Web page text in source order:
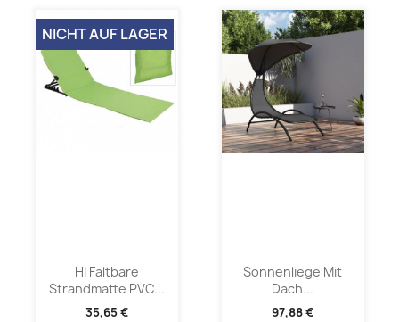
HI Faltbare
Strandmatte PVC...
35,65 €
NICHT AUF LAGER
Sonnenliege Mit
Dach...
97,88 €